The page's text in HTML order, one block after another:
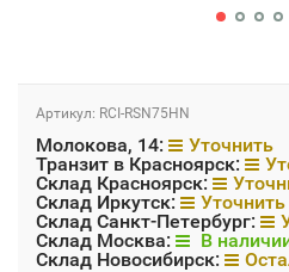
Артикул: RCI-RSN75HN
Молокова, 14:
Уточнить
Транзит в Красноярск:
Склад Красноярск:
Склад Иркутск:
Уточнить
Склад Санкт-Петербург:
Склад Москва:
В
Склад Новосибирск: